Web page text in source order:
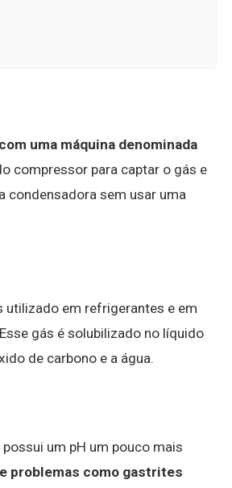
uma máquina denominada
compressor para captar o gás e
condensadora sem usar uma
utilizado em refrigerantes e em
gás é solubilizado no líquido
de carbono e a água.
um pH um pouco mais
problemas como gastrites